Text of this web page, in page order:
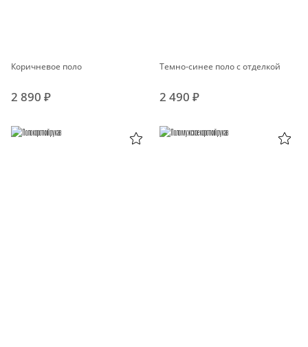
Коричневое поло
2 890 ₽
Темно-синее поло с отделкой
2 490 ₽